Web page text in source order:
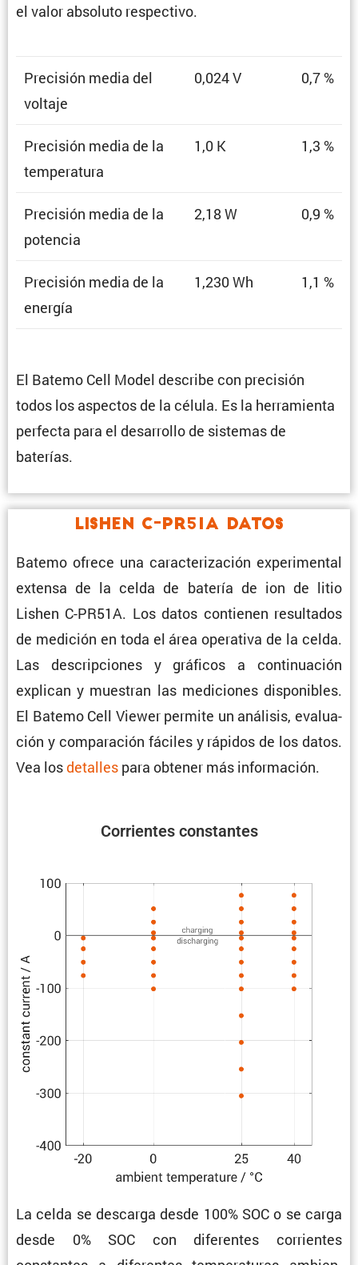
el valor absoluto respectivo.
Preci­sión media del
voltaje
0,024 V 0,7 %
Preci­sión media de la
temperatura
1,0 K 1,3 %
Preci­sión media de la
potencia
2,18 W 0,9 %
Preci­sión media de la
energía
1,230 Wh 1,1 %
El Batemo Cell Model describe con preci­sión
todos los aspectos de la célula. Es la herra­mienta
perfecta para el desarrollo de sistemas de
baterías.
Lishen C-PR51A Datos
Batemo ofrece una carac­te­ri­za­ción experi­mental
extensa de la celda de batería de ion de litio
Lishen C-PR51A. Los datos contienen resul­tados
de medición en toda el área opera­tiva de la celda.
Las descrip­ciones y gráficos a conti­nua­ción
explican y muestran las mediciones dispo­ni­bles.
El Batemo Cell Viewer permite un análisis, evalua­
ción y compa­ra­ción fáciles y rápidos de los datos.
Vea losdetalles para obtener más información.
Corrientes constantes
La celda se descarga desde 100% SOC o se carga
desde 0% SOC con diferentes corrientes